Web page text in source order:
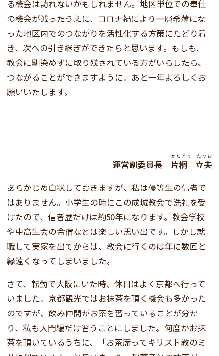
る機会は訪れないかもしれません。地区単位での奉仕
の機会が減ったうえに、コロナ禍により一層希薄にな
った地区内でのつながりを活性化する方策にたどり着
き、次への引き継ぎができたらと思います。もしも、
教会に馴染めずに取り残されている方がいらしたら、
つながることができますように。あと一年よろしくお
願いいたします。
運営副委員長 片桐 立夫
かたぎり たつお
あらかじめ白状しておきますが、私は優等生の信者で
はありません。小学生の時にこの成城教会で洗礼を受
けたので、信者歴だけは約50年になります。教会学校
や中高生会の合宿などは楽しい思い出です。しかし就
職して実家を出てからは、教会に行くのは年に数回と
縁遠くなってしまいました。
さて、転勤で大阪にいた時、休日はよく京都へ行って
いました。京都観光ではお抹茶を頂く機会も多かった
のですが、飲み仲間がお茶を習っていることが分か
り、私も入門編だけ習うことにしました。何度かお抹
茶を頂いているうちに、「お茶席ってキリスト教のミ